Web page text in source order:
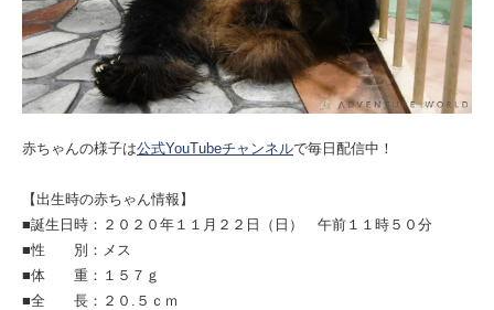
赤ちゃんの様子は公式YouTubeチャンネルで毎日配信中！
【出生時の赤ちゃん情報】
■誕生日時：２０２０年１１月２２日（日） 午前１１時５０分
■性 別：メス
■体 重：１５７ｇ
■全 長：２０.５ｃｍ